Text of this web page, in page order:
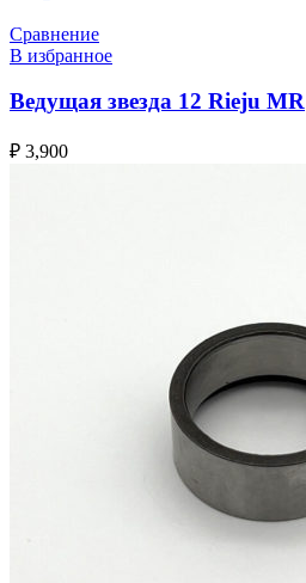
Сравнение
В избранное
Ведущая звезда 12 Rieju MR
₽ 3,900